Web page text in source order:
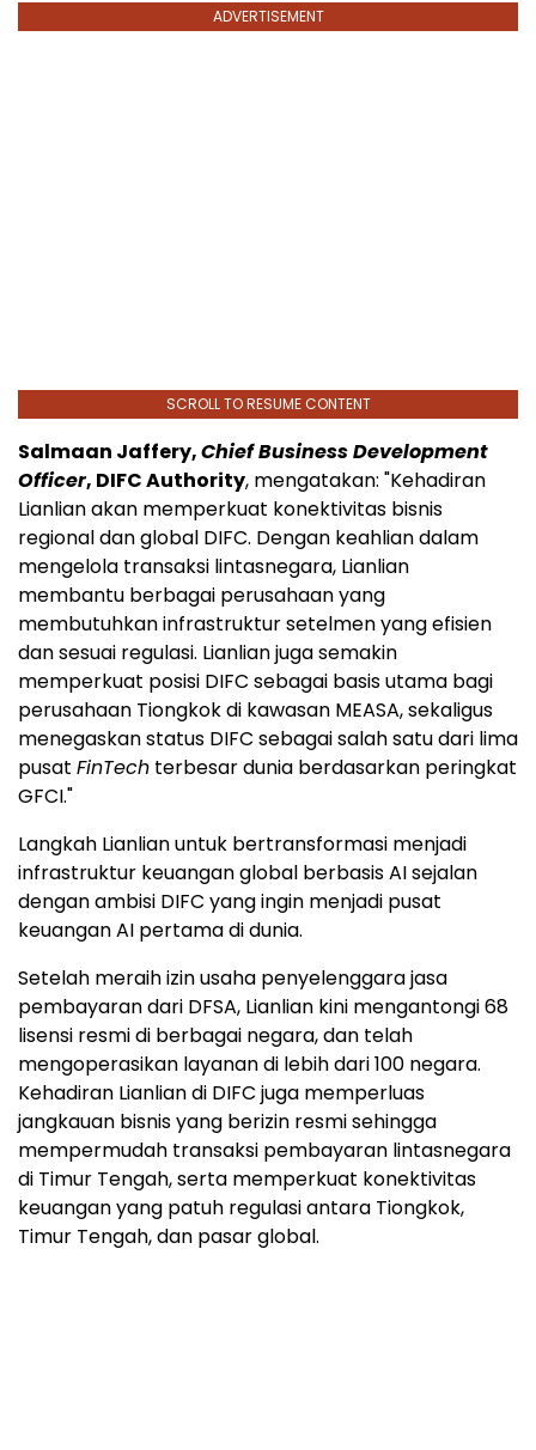
ADVERTISEMENT
SCROLL TO RESUME CONTENT
Salmaan Jaffery,Chief Business Development
Officer, DIFC Authority, mengatakan: "Kehadiran
Lianlian akan memperkuat konektivitas bisnis
regional dan global DIFC. Dengan keahlian dalam
mengelola transaksi lintasnegara, Lianlian
membantu berbagai perusahaan yang
membutuhkan infrastruktur setelmen yang efisien
dan sesuai regulasi. Lianlian juga semakin
memperkuat posisi DIFC sebagai basis utama bagi
perusahaan Tiongkok di kawasan MEASA, sekaligus
menegaskan status DIFC sebagai salah satu dari lima
pusat FinTech terbesar dunia berdasarkan peringkat
GFCI."
Langkah Lianlian untuk bertransformasi menjadi
infrastruktur keuangan global berbasis AI sejalan
dengan ambisi DIFC yang ingin menjadi pusat
keuangan AI pertama di dunia.
Setelah meraih izin usaha penyelenggara jasa
pembayaran dari DFSA, Lianlian kini mengantongi 68
lisensi resmi di berbagai negara, dan telah
mengoperasikan layanan di lebih dari 100 negara.
Kehadiran Lianlian di DIFC juga memperluas
jangkauan bisnis yang berizin resmi sehingga
mempermudah transaksi pembayaran lintasnegara
di Timur Tengah, serta memperkuat konektivitas
keuangan yang patuh regulasi antara Tiongkok,
Timur Tengah, dan pasar global.